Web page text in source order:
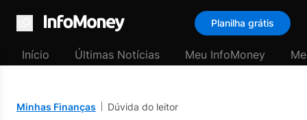
Menu
Planilha grátis
Início Últimas Notícias Meu InfoMoney
Minhas Finanças Dúvida do leitor